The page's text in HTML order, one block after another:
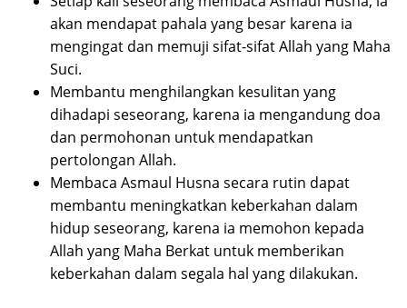
akan mendapat pahala yang besar karena ia
mengingat dan memuji sifat-sifat Allah yang Maha
Suci.
Membantu menghilangkan kesulitan yang
dihadapi seseorang, karena ia mengandung doa
dan permohonan untuk mendapatkan
pertolongan Allah.
Membaca Asmaul Husna secara rutin dapat
membantu meningkatkan keberkahan dalam
hidup seseorang, karena ia memohon kepada
Allah yang Maha Berkat untuk memberikan
keberkahan dalam segala hal yang dilakukan.